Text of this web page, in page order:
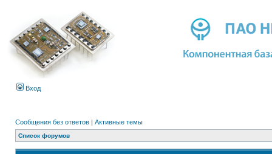
Вход
Сообщения без ответов | Активные темы
Список форумов